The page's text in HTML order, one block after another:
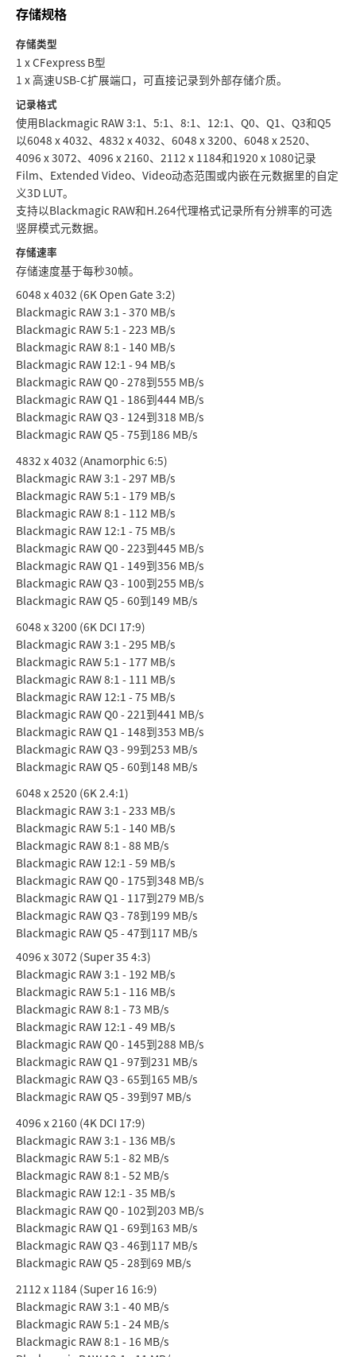
存储规格
存储类型
1 x CFexpress B型
1 x 高速USB-C扩展端口，可直接记录到外部存储介质。
记录格式
使用Blackmagic RAW 3:1、5:1、8:1、12:1、Q0、Q1、Q3和Q5
以6048 x 4032、4832 x 4032、6048 x 3200、6048 x 2520、
4096 x 3072、4096 x 2160、2112 x 1184和1920 x 1080记录
Film、Extended Video、Video动态范围或内嵌在元数据里的自定
义3D LUT。
支持以Blackmagic RAW和H.264代理格式记录所有分辨率的可选
竖屏模式元数据。
存储速率
存储速度基于每秒30帧。
6048 x 4032 (6K Open Gate 3:2)
Blackmagic RAW 3:1 - 370 MB/s
Blackmagic RAW 5:1 - 223 MB/s
Blackmagic RAW 8:1 - 140 MB/s
Blackmagic RAW 12:1 - 94 MB/s
Blackmagic RAW Q0 - 278到555 MB/s
Blackmagic RAW Q1 - 186到444 MB/s
Blackmagic RAW Q3 - 124到318 MB/s
Blackmagic RAW Q5 - 75到186 MB/s
4832 x 4032 (Anamorphic 6:5)
Blackmagic RAW 3:1 - 297 MB/s
Blackmagic RAW 5:1 - 179 MB/s
Blackmagic RAW 8:1 - 112 MB/s
Blackmagic RAW 12:1 - 75 MB/s
Blackmagic RAW Q0 - 223到445 MB/s
Blackmagic RAW Q1 - 149到356 MB/s
Blackmagic RAW Q3 - 100到255 MB/s
Blackmagic RAW Q5 - 60到149 MB/s
6048 x 3200 (6K DCI 17:9)
Blackmagic RAW 3:1 - 295 MB/s
Blackmagic RAW 5:1 - 177 MB/s
Blackmagic RAW 8:1 - 111 MB/s
Blackmagic RAW 12:1 - 75 MB/s
Blackmagic RAW Q0 - 221到441 MB/s
Blackmagic RAW Q1 - 148到353 MB/s
Blackmagic RAW Q3 - 99到253 MB/s
Blackmagic RAW Q5 - 60到148 MB/s
6048 x 2520 (6K 2.4:1)
Blackmagic RAW 3:1 - 233 MB/s
Blackmagic RAW 5:1 - 140 MB/s
Blackmagic RAW 8:1 - 88 MB/s
Blackmagic RAW 12:1 - 59 MB/s
Blackmagic RAW Q0 - 175到348 MB/s
Blackmagic RAW Q1 - 117到279 MB/s
Blackmagic RAW Q3 - 78到199 MB/s
Blackmagic RAW Q5 - 47到117 MB/s
4096 x 3072 (Super 35 4:3)
Blackmagic RAW 3:1 - 192 MB/s
Blackmagic RAW 5:1 - 116 MB/s
Blackmagic RAW 8:1 - 73 MB/s
Blackmagic RAW 12:1 - 49 MB/s
Blackmagic RAW Q0 - 145到288 MB/s
Blackmagic RAW Q1 - 97到231 MB/s
Blackmagic RAW Q3 - 65到165 MB/s
Blackmagic RAW Q5 - 39到97 MB/s
4096 x 2160 (4K DCI 17:9)
Blackmagic RAW 3:1 - 136 MB/s
Blackmagic RAW 5:1 - 82 MB/s
Blackmagic RAW 8:1 - 52 MB/s
Blackmagic RAW 12:1 - 35 MB/s
Blackmagic RAW Q0 - 102到203 MB/s
Blackmagic RAW Q1 - 69到163 MB/s
Blackmagic RAW Q3 - 46到117 MB/s
Blackmagic RAW Q5 - 28到69 MB/s
2112 x 1184 (Super 16 16:9)
Blackmagic RAW 3:1 - 40 MB/s
Blackmagic RAW 5:1 - 24 MB/s
Blackmagic RAW 8:1 - 16 MB/s